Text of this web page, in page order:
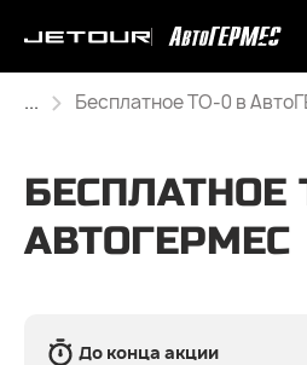
... Бесплатное ТО-0 в
БЕСПЛАТНОЕ
АВТОГЕРМЕС
До конца акции